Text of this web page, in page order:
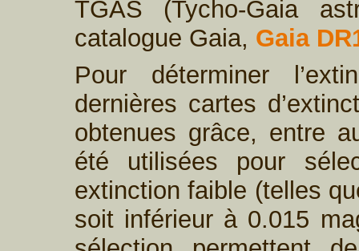
TGAS (Tycho-Gaia
catalogue Gaia, Gaia
Pour déterminer
dernières cartes
obtenues grâce, entre
été utilisées pour
extinction faible (telles
soit inférieur à 0.015